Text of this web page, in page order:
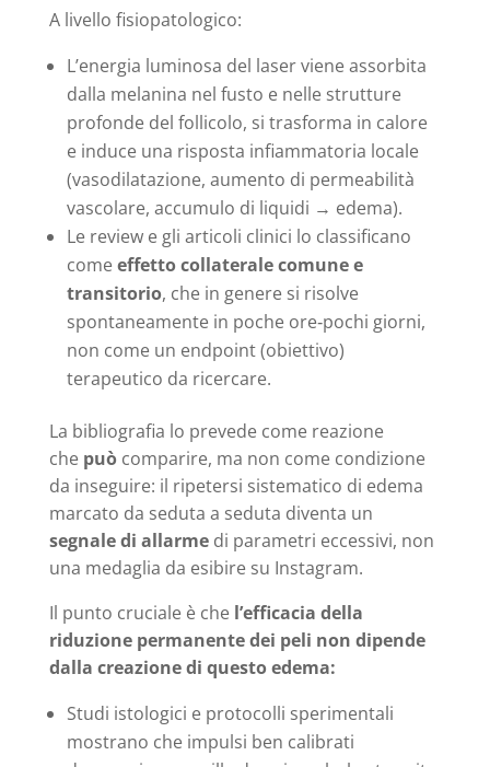
A livello fisiopatologico:
L’energia luminosa del laser viene assorbita
dalla melanina nel fusto e nelle strutture
profonde del follicolo, si trasforma in calore
e induce una risposta infiammatoria locale
(vasodilatazione, aumento di permeabilità
vascolare, accumulo di liquidi → edema).
Le review e gli articoli clinici lo classificano
comeeffetto collaterale comune e
transitorio, che in genere si risolve
spontaneamente in poche ore‑pochi giorni,
non come un endpoint (obiettivo)
terapeutico da ricercare.
La bibliografia lo prevede come reazione
che puòcomparire, ma non come condizione
da inseguire: il ripetersi sistematico di edema
marcato da seduta a seduta diventa un
segnale di allarmedi parametri eccessivi, non
una medaglia da esibire su Instagram.
Il punto cruciale è che l’efficacia della
riduzione permanente dei peli non dipende
dalla creazione di questo edema:
Studi istologici e protocolli sperimentali
mostrano che impulsi ben calibrati